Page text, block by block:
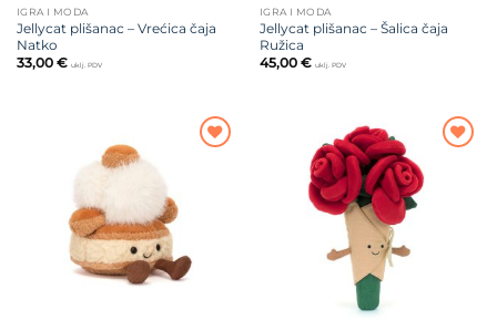
IGRA I MODA
Jellycat plišanac – Vrećica čaja
Natko
33,00 € uklj. PDV
IGRA I MODA
Jellycat plišanac – Šalica čaja
Ružica
45,00 € uklj. PDV